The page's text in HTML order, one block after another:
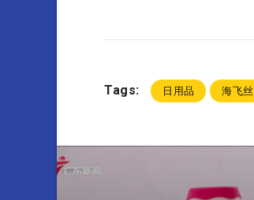
Tags: 日用品 海飞丝